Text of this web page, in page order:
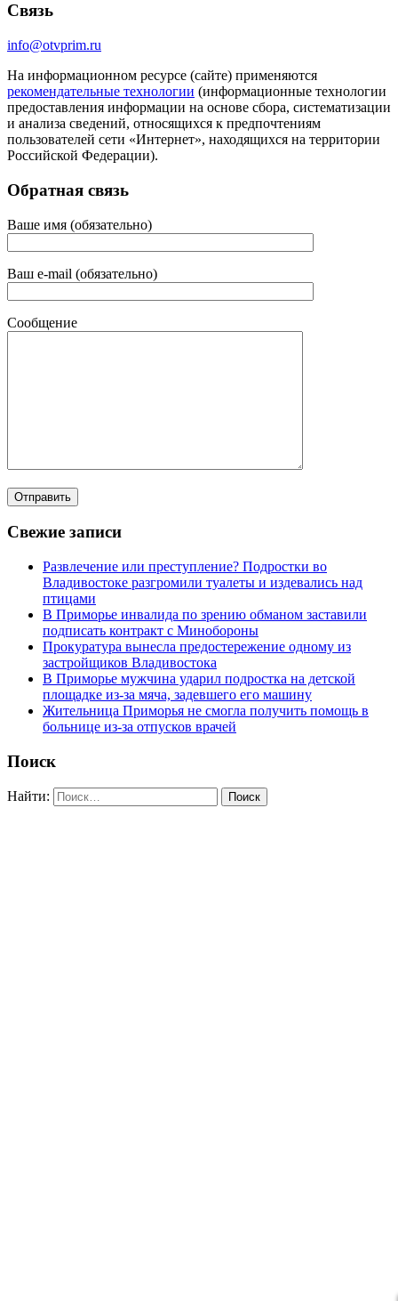
Связь
info@otvprim.ru
На информационном ресурсе (сайте) применяются
рекомендательные технологии (информационные технологии
предоставления информации на основе сбора, систематизации
и анализа сведений, относящихся к предпочтениям
пользователей сети «Интернет», находящихся на территории
Российской Федерации).
Обратная связь
Ваше имя (обязательно)
Ваш e-mail (обязательно)
Сообщение
Свежие записи
Развлечение или преступление? Подростки во
Владивостоке разгромили туалеты и издевались над
птицами
В Приморье инвалида по зрению обманом заставили
подписать контракт с Минобороны
Прокуратура вынесла предостережение одному из
застройщиков Владивостока
В Приморье мужчина ударил подростка на детской
площадке из-за мяча, задевшего его машину
Жительница Приморья не смогла получить помощь в
больнице из-за отпусков врачей
Поиск
Найти: